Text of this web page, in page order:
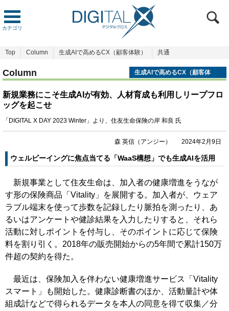
カテゴリ
Top Column 生成AIで高めるCX（顧客体験） 共通
Column
生成AIで高めるCX（顧客体
験）
新規業務にこそ生成AIが有効、人材育成も利用しリープフロ
ッグを起こせ
「DIGITAL X DAY 2023 Winter」より、住友生命保険の岸 和良 氏
森 英信（アンジー） 2024年2月9日
ウェルビーイングに焦点当てる「WaaS構想」でも生成AIを活用
新規事業として住友生命は、加入者の健康増進をうなが
す形の保険商品「Vitality」を展開する。加入者が、ウェア
ラブル端末を使って歩数を記録したり脈拍を測ったり、あ
るいはアンケートや健診結果を入力したりすると、それら
活動に対しポイントを付与し、そのポイントに応じて保険
料を割り引く。2018年の販売開始からの5年間で累計150万
件超の契約を得た。
最近は、保険加入を伴わない健康増進サービス「Vitality
スマート」も開始した。健康診断書のほか、活動量計や体
組成計などで得られるデータを本人の同意を得て収集／分